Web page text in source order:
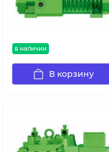
в наличии
В корзину